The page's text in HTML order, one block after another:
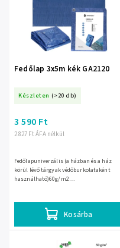
Fedőlap 3x5m kék GA2120
Készleten (>20 db)
2 827 Ft ÁFA nélkül
3 590 Ft
Kosárba
Fedőlapuniverzális (a házban és a ház
körül lévő tárgyak védőburkolataként
használható)60g/m2
sugarakatellenáll a változó...